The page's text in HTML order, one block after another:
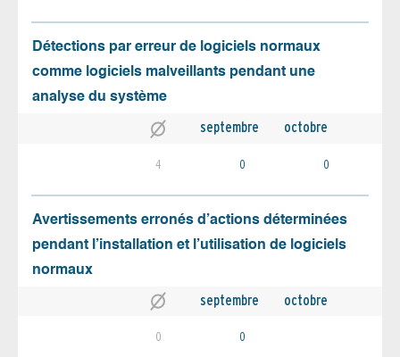
Détections par erreur de logiciels normaux
comme logiciels malveillants pendant une
analyse du système
septembre octobre
4 0 0
Avertissements erronés d’actions déterminées
pendant l’installation et l’utilisation de logiciels
normaux
septembre octobre
0 0